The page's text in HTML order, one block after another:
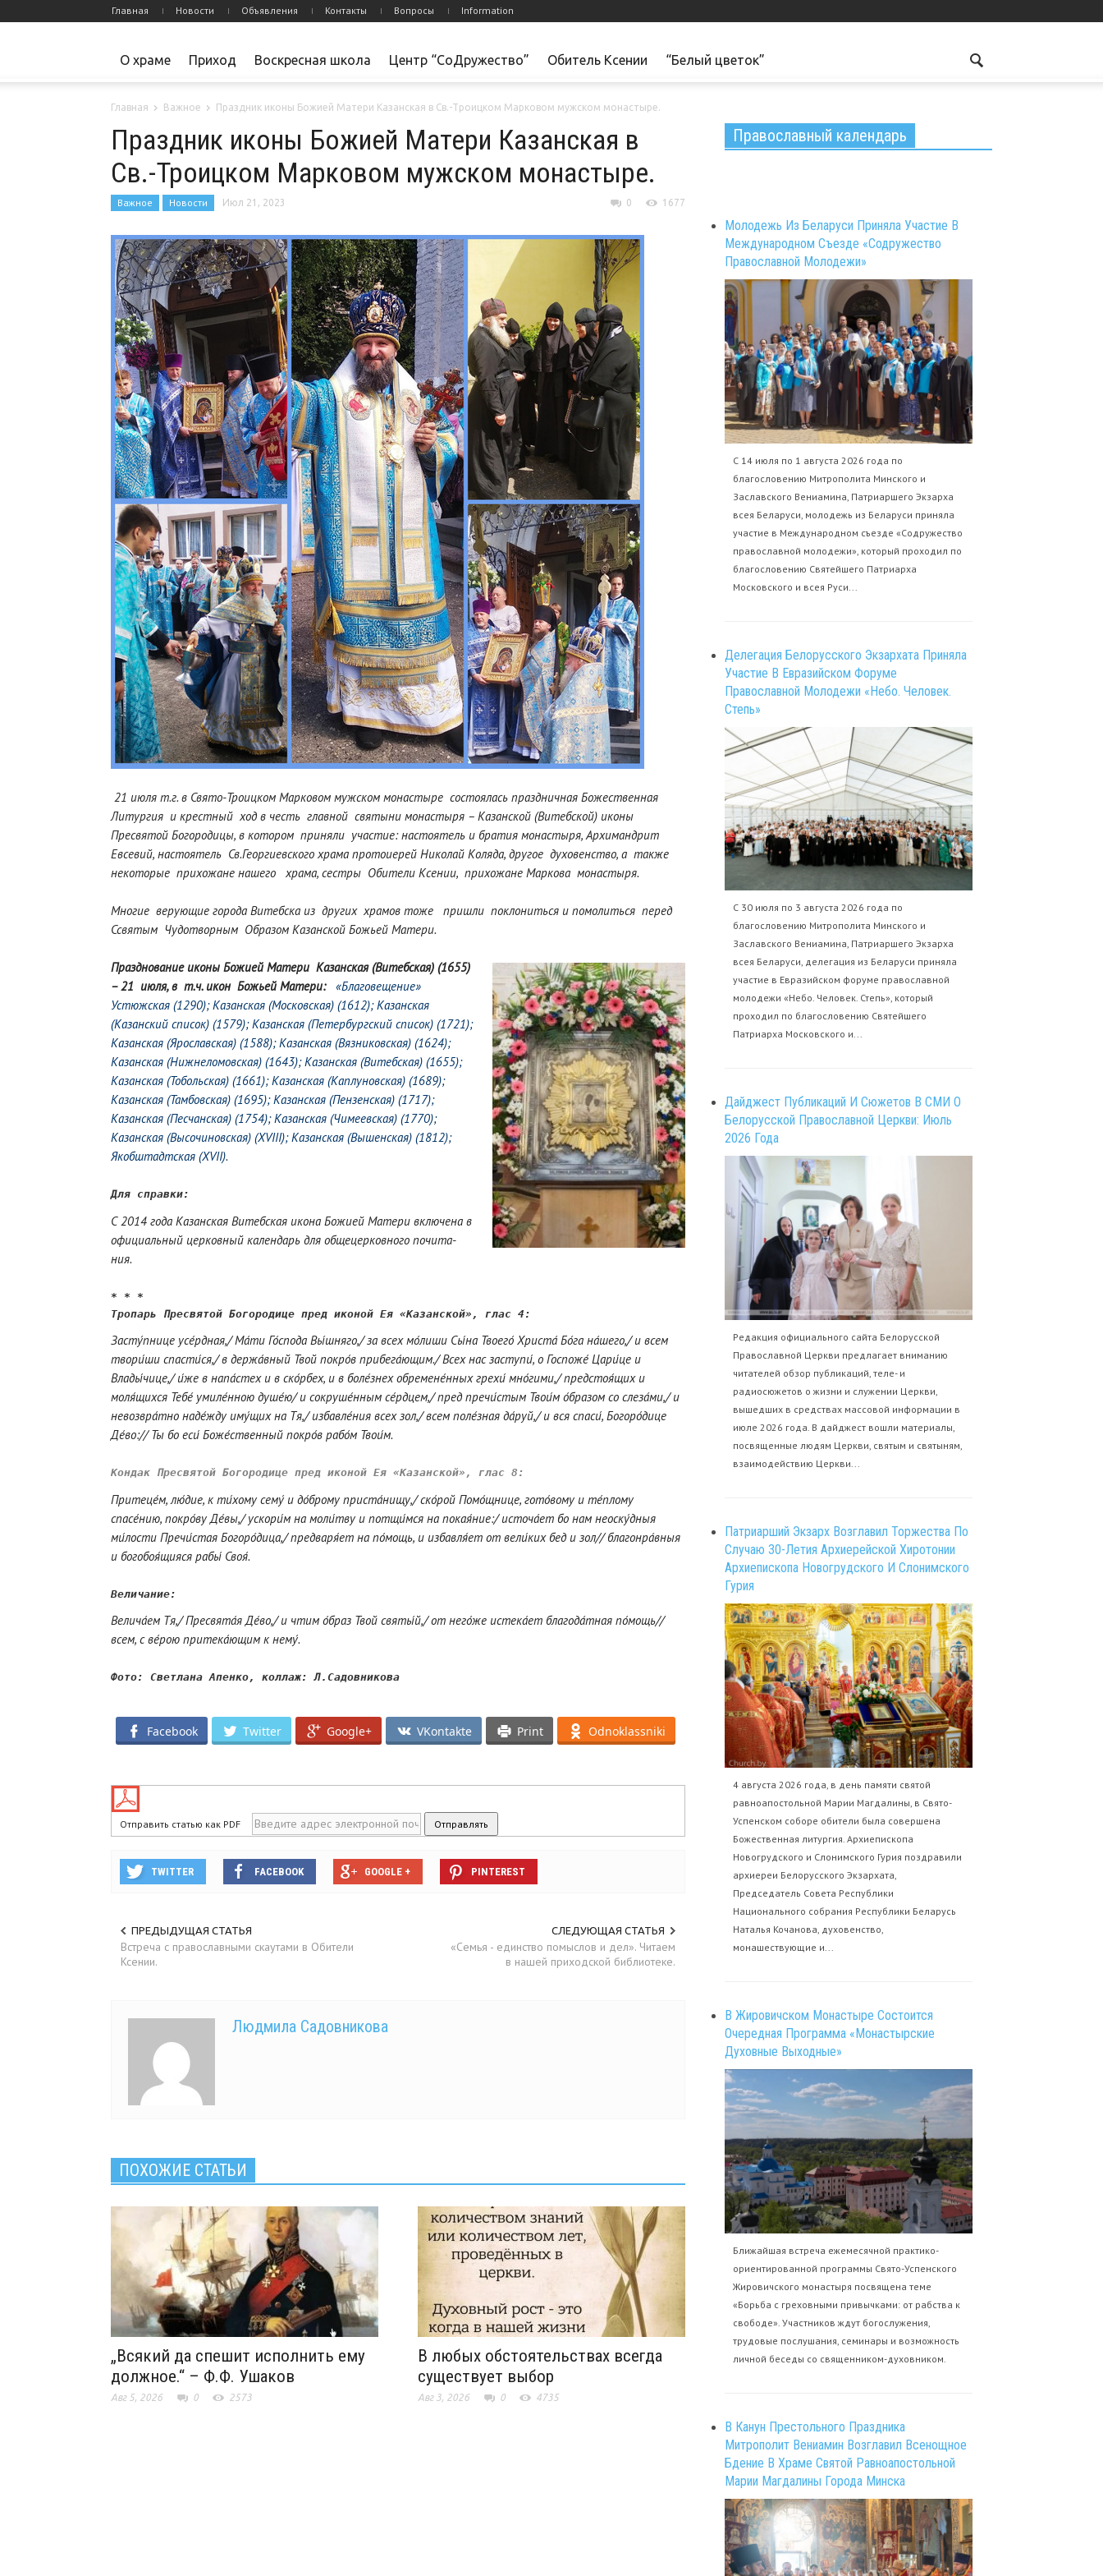
Главная Новости Объявления Контакты Вопросы Information
О храме Приход Воскресная школа Центр “СоДружество” Обитель Ксении “Белый цветок”
Главная Важное Праздник иконы Божией Матери Казанская в Св.-Троицком Марковом мужском монастыре.
Праздник иконы Божией Матери Казанская в
Св.-Троицком Марковом мужском монастыре.
Важное Новости Июл 21, 2023 0 1677
21 июля т.г. в Свято-Троицком Марковом мужском монастыре состоялась праздничная Божественная
Литургия и крестный ход в честь главной святыни монастыря – Казанской (Витебской) иконы
Пресвятой Богородицы, в котором приняли участие: настоятель и братия монастыря, Архимандрит
Евсевий, настоятель Св.Георгиевского храма протоиерей Николай Коляда, другое духовенство, а также
некоторые прихожане нашего храма, сестры Обители Ксении, прихожане Маркова монастыря.
Многие верующие города Витебска из других храмов тоже
пришли поклониться и помолиться перед
Ссвятым Чудотворным Образом Казанской Божьей Матери.
Празднование иконы Божией Матери Казанская (Витебская) (1655)
– 21 июля, в т.ч. икон Божьей Матери: «Благовещение»
Устюжская (1290);Казанская (Московская) (1612);Казанская
(Казанский список) (1579);Казанская (Петербургский список) (1721);
Казанская (Ярославская) (1588);Казанская (Вязниковская) (1624);
Казанская (Нижнеломовская) (1643);Казанская (Витебская) (1655);
Казанская (Тобольская) (1661);Казанская (Каплуновская) (1689);
Казанская (Тамбовская) (1695);Казанская (Пензенская) (1717);
Казанская (Песчанская) (1754);Казанская (Чимеевская) (1770);
Казанская (Высочиновская) (XVIII);Казанская (Вышенская) (1812);
Якобштадтская (XVII).
Для справки:
С 2014 го­да Ка­зан­ская Ви­теб­ская ико­на Бо­жи­ей Ма­те­ри вклю­че­на в
офи­ци­аль­ный цер­ков­ный ка­лен­дарь для об­ще­цер­ков­но­го по­чи­та­
ния.
* * *
Тропарь Пресвятой Богородице пред иконой Ея «Казанской», глас 4:
Засту́пнице усе́рдная,/ Ма́ти Го́спода Вы́шняго,/ за всех мо́лиши Сы́на Твоего́ Христа́ Бо́га на́шего,/ и всем
твори́ши спасти́ся,/ в держа́вный Твой покро́в прибега́ющим./ Всех нас заступи́, о Госпоже́ Цари́це и
Влады́чице,/ и́же в напа́стех и в ско́рбех, и в боле́знех обремене́нных грехи́ мно́гими,/ предстоя́щих и
моля́щихся Тебе́ умиле́нною душе́ю/ и сокруше́нным се́рдцем,/ пред пречи́стым Твои́м о́бразом со слеза́ми,/ и
невозвра́тно наде́жду иму́щих на Тя,/ избавле́ния всех зол,/ всем поле́зная да́руй,/ и вся спаси́, Богоро́дице
Де́во:// Ты бо еси́ Боже́ственный покро́в рабо́м Твои́м.
Кондак Пресвятой Богородице пред иконой Ея «Казанской», глас 8:
Притеце́м, лю́дие, к ти́хому сему́ и до́брому приста́нищу,/ ско́рой Помо́щнице, гото́вому и те́плому
спасе́нию, покро́ву Де́вы,/ ускори́м на моли́тву и потщи́мся на покая́ние:/ источа́ет бо нам неоску́дныя
ми́лости Пречи́стая Богоро́дица,/ предваря́ет на по́мощь, и избавля́ет от вели́ких бед и зол// благонра́вныя
и богобоя́щияся рабы́ Своя́.
Величание:
Велича́ем Тя,/ Пресвята́я Де́во,/ и чтим о́браз Твой святы́й,/ от него́же истека́ет благода́тная по́мощь//
всем, с ве́рою притека́ющим к нему́.
Facebook Twitter Google+ VKontakte Print Odnoklassniki
Отправить статью как PDF
TWITTER FACEBOOK GOOGLE + PINTEREST
ПРЕДЫДУЩАЯ СТАТЬЯ
Встреча с православными скаутами в Обители
Ксении.
СЛЕДУЮЩАЯ СТАТЬЯ
«Семья - единство помыслов и дел». Читаем
в нашей приходской библиотеке.
Людмила Садовникова
ПОХОЖИЕ СТАТЬИ
„Всякий да спешит исполнить ему
должное.“ – Ф.Ф. Ушаков
Авг 5, 2026 0 2573
В любых обстоятельствах всегда
существует выбор
Авг 3, 2026 0 4735
Православный календарь
Молодежь Из Беларуси Приняла Участие В
Международном Съезде «Содружество
Православной Молодежи»
С 14 июля по 1 августа 2026 года по
благословению Митрополита Минского и
Заславского Вениамина, Патриаршего Экзарха
всея Беларуси, молодежь из Беларуси приняла
участие в Международном съезде «Содружество
православной молодежи», который проходил по
благословению Святейшего Патриарха
Московского и всея Руси...
Делегация Белорусского Экзархата Приняла
Участие В Евразийском Форуме
Православной Молодежи «Небо. Человек.
Степь»
С 30 июля по 3 августа 2026 года по
благословению Митрополита Минского и
Заславского Вениамина, Патриаршего Экзарха
всея Беларуси, делегация из Беларуси приняла
участие в Евразийском форуме православной
молодежи «Небо. Человек. Степь», который
проходил по благословению Святейшего
Патриарха Московского и...
Дайджест Публикаций И Сюжетов В СМИ О
Белорусской Православной Церкви: Июль
2026 Года
Редакция официального сайта Белорусской
Православной Церкви предлагает вниманию
читателей обзор публикаций, теле- и
радиосюжетов о жизни и служении Церкви,
вышедших в средствах массовой информации в
июле 2026 года. В дайджест вошли материалы,
посвященные людям Церкви, святым и святыням,
взаимодействию Церкви...
Патриарший Экзарх Возглавил Торжества По
Случаю 30-Летия Архиерейской Хиротонии
Архиепископа Новогрудского И Слонимского
Гурия
4 августа 2026 года, в день памяти святой
равноапостольной Марии Магдалины, в Свято-
Успенском соборе обители была совершена
Божественная литургия. Архиепископа
Новогрудского и Слонимского Гурия поздравили
архиереи Белорусского Экзархата,
Председатель Совета Республики
Национального собрания Республики Беларусь
Наталья Кочанова, духовенство,
монашествующие и...
В Жировичском Монастыре Состоится
Очередная Программа «Монастырские
Духовные Выходные»
Ближайшая встреча ежемесячной практико-
ориентированной программы Свято-Успенского
Жировичского монастыря посвящена теме
«Борьба с греховными привычками: от рабства к
свободе». Участников ждут богослужения,
трудовые послушания, семинары и возможность
личной беседы со священником-духовником.
В Канун Престольного Праздника
Митрополит Вениамин Возглавил Всенощное
Бдение В Храме Святой Равноапостольной
Марии Магдалины Города Минска